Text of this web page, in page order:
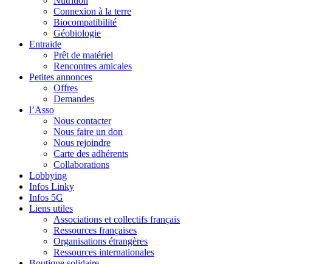
Connexion à la terre
Biocompatibilité
Géobiologie
Entraide
Prêt de matériel
Rencontres amicales
Petites annonces
Offres
Demandes
l’Asso
Nous contacter
Nous faire un don
Nous rejoindre
Carte des adhérents
Collaborations
Lobbying
Infos Linky
Infos 5G
Liens utiles
Associations et collectifs français
Ressources françaises
Organisations étrangères
Ressources internationales